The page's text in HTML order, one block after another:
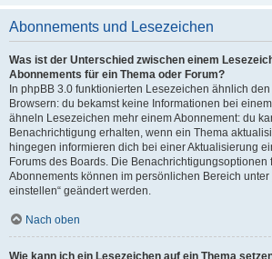
Abonnements und Lesezeichen
Was ist der Unterschied zwischen einem
Abonnements für ein Thema oder Forum?
In phpBB 3.0 funktionierten Lesezeichen ähnlich
Browsern: du bekamst keine Informationen bei
ähneln Lesezeichen mehr einem Abonnement: du
Benachrichtigung erhalten, wenn ein Thema
hingegen informieren dich bei einer Aktualisierung
Forums des Boards. Die Benachrichtigungsoptionen
Abonnements können im persönlichen Bereich unter
einstellen“ geändert werden.
Nach oben
Wie kann ich ein Lesezeichen auf ein Thema